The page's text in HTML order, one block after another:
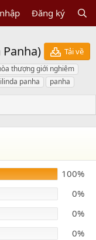
Đăng ký
Tải về
thượng giới nghiêm
panha panha
100%
0%
0%
0%